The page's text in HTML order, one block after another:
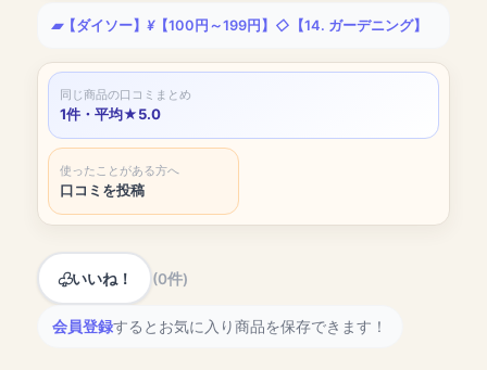
【ダイソー】 【100円～199円】 【14. ガーデニング】
同じ商品の口コミまとめ
1件・平均★5.0
使ったことがある方へ
口コミを投稿
いいね！ (0件)
会員登録するとお気に入り商品を保存できます！